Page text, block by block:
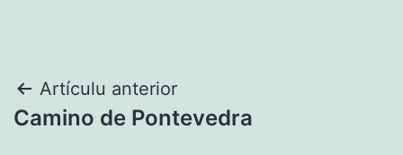
Navegación
pelos
Artículu anterior
Camino de Pontevedra